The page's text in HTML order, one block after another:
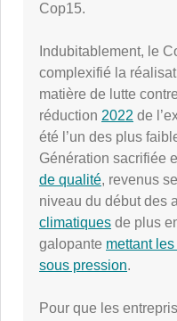
Cop15.
Indubitablement, le
complexifié la
matière de lutte
réduction 2022 de
été l’un des plus
Génération sacrifiée
de qualité, revenus
niveau du début des
climatiques de plus
galopante mettant
sous pression.
Pour que les